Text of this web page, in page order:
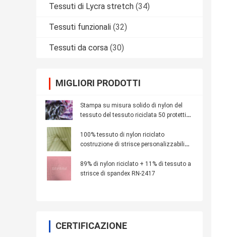
Tessuti di Lycra stretch (34)
Tessuti funzionali (32)
Tessuti da corsa (30)
MIGLIORI PRODOTTI
Stampa su misura solido di nylon del
tessuto del tessuto riciclata 50 protettivi
100% tessuto di nylon riciclato
costruzione di strisce personalizzabili
89% di nylon riciclato + 11% di tessuto a
strisce di spandex RN-2417
CERTIFICAZIONE